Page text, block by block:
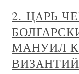
2. ЦАРЬ
МАНУИЛ